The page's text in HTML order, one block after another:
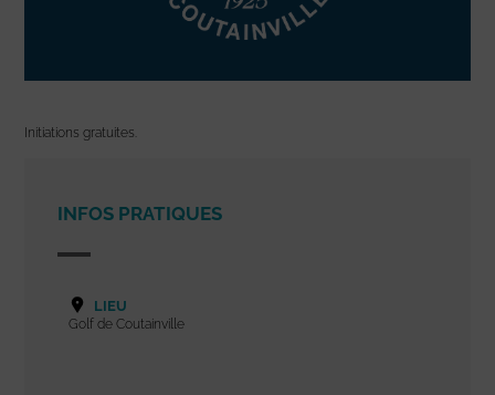
Initiations gratuites.
INFOS PRATIQUES
LIEU
Golf de Coutainville